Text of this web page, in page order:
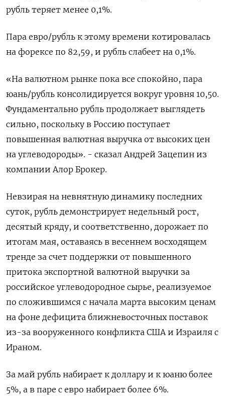
рубль теряет менее 0,1%.
Пара евро/рубль к этому ​времени котировалась
на форексе по 82,59, и рубль слабеет на 0,1%.
«На валютном рынке пока все спокойно, пара
‌юань/рубль консолидируется вокруг уровня 10,50.
Фундаментально рубль продолжает выглядеть
сильно, поскольку в Россию поступает
повышенная валютная выручка от высоких цен ​
на углеводороды». - сказал Андрей Зацепин из
компании Алор Брокер.
Невзирая на невнятную динамику последних
суток, рубль демонстрирует недельный рост,
десятый ‌кряду, и соответственно, дорожает по
итогам мая, оставаясь в весеннем восходящем
тренде за счет поддержки от повышенного
притока экспортной валютной выручки за
российское углеводородное сырье, реализуемое
по сложившимся с начала марта высоким ценам
на ​фоне дефицита ближневосточных поставок
из-за вооруженного ​конфликта США и Израиля с
‌Ираном.
За май рубль набирает к доллару и к юаню более
5%, а в паре с евро набирает более ​6%.